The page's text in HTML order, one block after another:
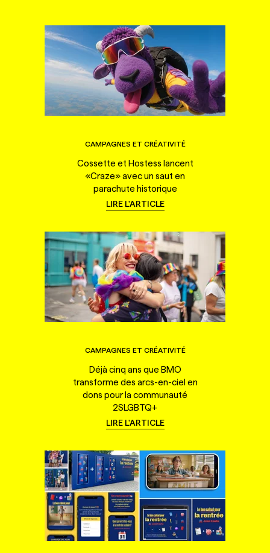
CAMPAGNES ET CRÉATIVITÉ
Cossette et Hostess lancent
«Craze» avec un saut en
parachute historique
LIRE L'ARTICLE
CAMPAGNES ET CRÉATIVITÉ
Déjà cinq ans que BMO
transforme des arcs-en-ciel en
dons pour la communauté
2SLGBTQ+
LIRE L'ARTICLE